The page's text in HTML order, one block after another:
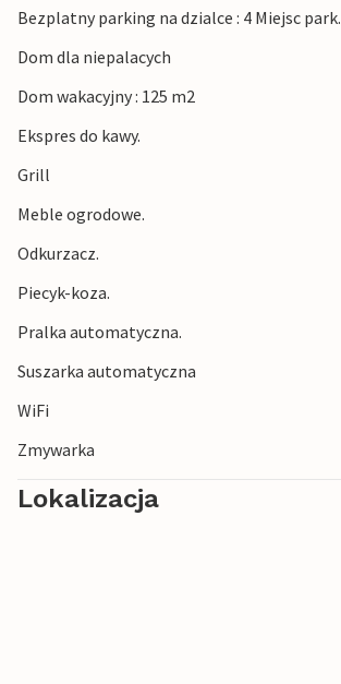
Bezplatny parking na dzialce : 4 Miejsc park.
Dom dla niepalacych
Dom wakacyjny : 125 m2
Ekspres do kawy.
Grill
Meble ogrodowe.
Odkurzacz.
Piecyk-koza.
Pralka automatyczna.
Suszarka automatyczna
WiFi
Zmywarka
Lokalizacja